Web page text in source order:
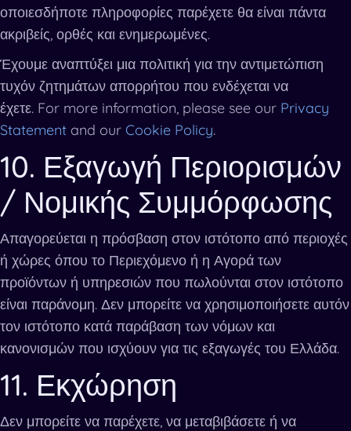
οποιεσδήποτε πληροφορίες παρέχετε θα είναι πάντα
ακριβείς, ορθές και ενημερωμένες.
Έχουμε αναπτύξει μια πολιτική για την αντιμετώπιση
τυχόν ζητημάτων απορρήτου που ενδέχεται να
έχετε. For more information, please see our Privacy
Statement and our Cookie Policy.
10. Εξαγωγή Περιορισμών
/ Νομικής Συμμόρφωσης
Απαγορεύεται η πρόσβαση στον ιστότοπο από περιοχές
ή χώρες όπου το Περιεχόμενο ή η Αγορά των
προϊόντων ή υπηρεσιών που πωλούνται στον ιστότοπο
είναι παράνομη. Δεν μπορείτε να χρησιμοποιήσετε αυτόν
τον ιστότοπο κατά παράβαση των νόμων και
κανονισμών που ισχύουν για τις εξαγωγές του Ελλάδα.
11. Εκχώρηση
Δεν μπορείτε να παρέχετε, να μεταβιβάσετε ή να